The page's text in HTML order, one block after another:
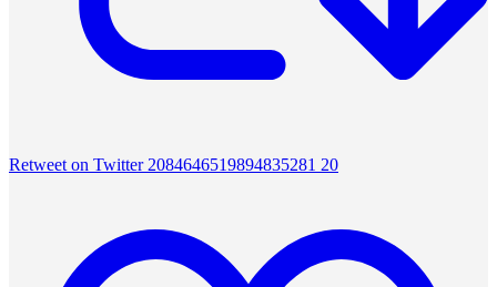
Retweet on Twitter 2084646519894835281 20